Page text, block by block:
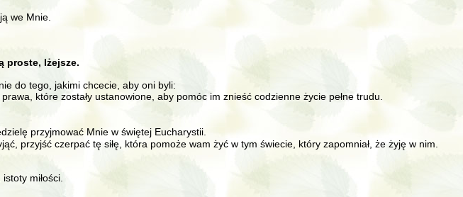
we Mnie.
proste, lżejsze.
do tego, jakimi chcecie, aby oni byli:
które zostały ustanowione, aby pomóc im znieść codzienne życie pełne trudu.
przyjmować Mnie w świętej Eucharystii.
przyjść czerpać tę siłę, która pomoże wam żyć w tym świecie, który zapomniał, że żyję w nim.
miłości.